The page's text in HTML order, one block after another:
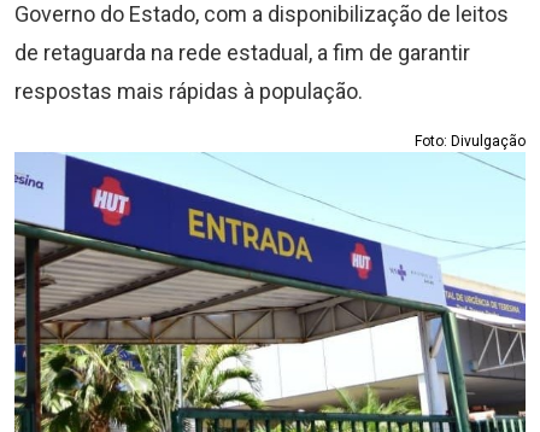
Governo do Estado, com a disponibilização de leitos
de retaguarda na rede estadual, a fim de garantir
respostas mais rápidas à população.
Foto: Divulgação